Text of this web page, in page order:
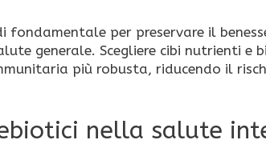
fondamentale per preservare il
generale. Scegliere cibi nutrienti e
più robusta, riducendo il
nella salute